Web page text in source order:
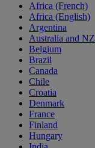
Africa (French)
Africa (English)
Argentina
Australia and NZ
Belgium
Brazil
Canada
Chile
Croatia
Denmark
France
Finland
Hungary